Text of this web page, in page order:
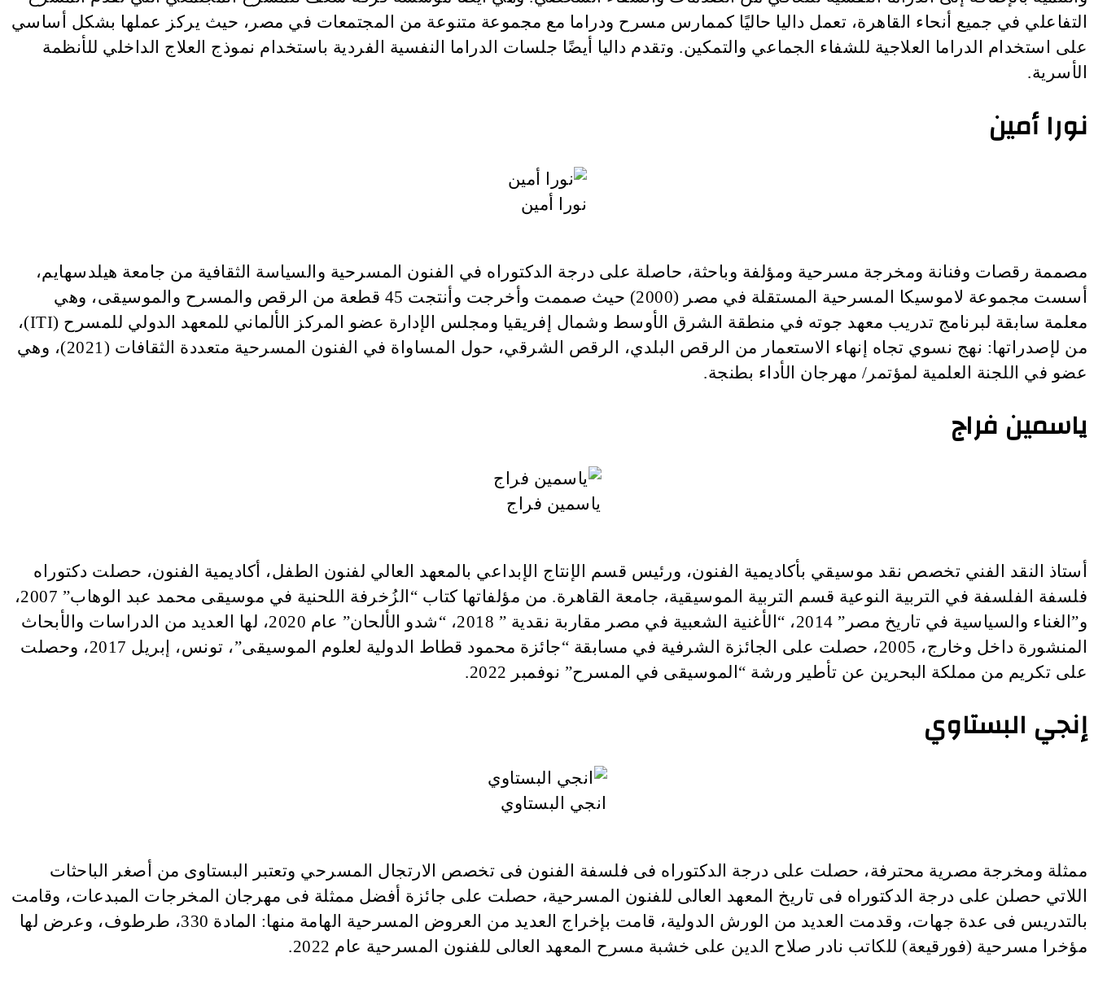
التفاعلي في جميع أنحاء القاهرة، تعمل داليا حاليًا كممارس مسرح ودراما مع مجموعة متنوعة من المجتمعات في مصر، حيث يركز عملها بشكل أساسي
على استخدام الدراما العلاجية للشفاء الجماعي والتمكين. وتقدم داليا أيضًا جلسات الدراما النفسية الفردية باستخدام نموذج العلاج الداخلي للأنظمة
الأسرية.
نورا أمين
نورا أمين
مصممة رقصات وفنانة ومخرجة مسرحية ومؤلفة وباحثة، حاصلة على درجة الدكتوراه في الفنون المسرحية والسياسة الثقافية من جامعة هيلدسهايم،
أسست مجموعة لاموسيكا المسرحية المستقلة في مصر (2000) حيث صممت وأخرجت وأنتجت 45 قطعة من الرقص والمسرح والموسيقى، وهي
معلمة سابقة لبرنامج تدريب معهد جوته في منطقة الشرق الأوسط وشمال إفريقيا ومجلس الإدارة عضو المركز الألماني للمعهد الدولي للمسرح (ITI)،
من لإصدراتها: نهج نسوي تجاه إنهاء الاستعمار من الرقص البلدي، الرقص الشرقي، حول المساواة في الفنون المسرحية متعددة الثقافات (2021)، وهي
عضو في اللجنة العلمية لمؤتمر/ مهرجان الأداء بطنجة.
ياسمين فراج
ياسمين فراج
أستاذ النقد الفني تخصص نقد موسيقي بأكاديمية الفنون، ورئيس قسم الإنتاج الإبداعي بالمعهد العالي لفنون الطفل، أكاديمية الفنون، حصلت دكتوراه
فلسفة الفلسفة في التربية النوعية قسم التربية الموسيقية، جامعة القاهرة. من مؤلفاتها كتاب “الزُخرفة اللحنية في موسيقى محمد عبد الوهاب” 2007،
و”الغناء والسياسية في تاريخ مصر” 2014، “الأغنية الشعبية في مصر مقاربة نقدية ” 2018، “شدو الألحان” عام 2020، لها العديد من الدراسات والأبحاث
المنشورة داخل وخارج، 2005، حصلت على الجائزة الشرفية في مسابقة “جائزة محمود قطاط الدولية لعلوم الموسيقى”، تونس، إبريل 2017، وحصلت
على تكريم من مملكة البحرين عن تأطير ورشة “الموسيقى في المسرح” نوفمبر 2022.
إنجي البستاوي
انجي البستاوي
ممثلة ومخرجة مصرية محترفة، حصلت على درجة الدكتوراه فى فلسفة الفنون فى تخصص الارتجال المسرحي وتعتبر البستاوى من أصغر الباحثات
اللاتي حصلن على درجة الدكتوراه فى تاريخ المعهد العالى للفنون المسرحية، حصلت على جائزة أفضل ممثلة فى مهرجان المخرجات المبدعات، وقامت
بالتدريس فى عدة جهات، وقدمت العديد من الورش الدولية، قامت بإخراج العديد من العروض المسرحية الهامة منها: المادة 330، طرطوف، وعرض لها
مؤخرا مسرحية (فورقيعة) للكاتب نادر صلاح الدين على خشبة مسرح المعهد العالى للفنون المسرحية عام 2022.